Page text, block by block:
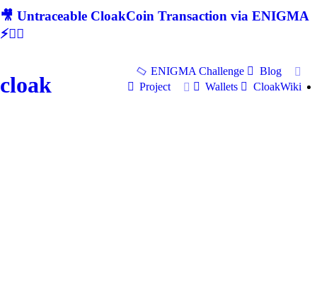
🎥 Untraceable CloakCoin Transaction via ENIGMA
⚡🕵‍♂
cloak
ENIGMA Challenge
Blog
Project
Wallets CloakWiki